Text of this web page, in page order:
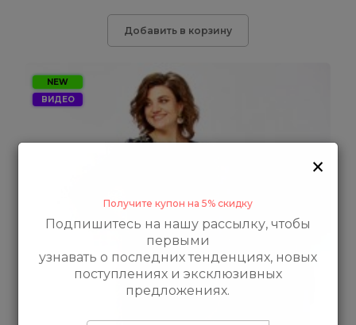
Добавить в корзину
NEW
ВИДЕО
×
Получите купон на 5% скидку
Подпишитесь на нашу рассылку, чтобы
первыми
узнавать о последних тенденциях, новых
поступлениях и эксклюзивных
предложениях.